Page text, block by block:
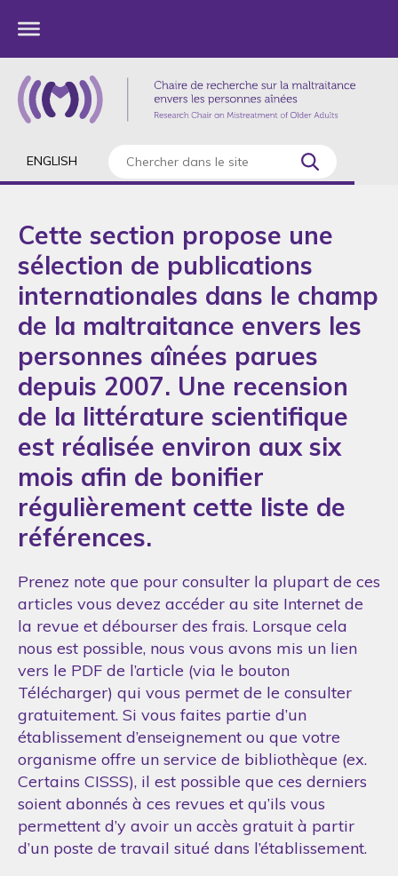
ENGLISH
Cette section propose une
sélection de publications
internationales dans le champ
de la maltraitance envers les
personnes aînées parues
depuis 2007. Une recension
de la littérature scientifique
est réalisée environ aux six
mois afin de bonifier
régulièrement cette liste de
références.
Prenez note que pour consulter la plupart de ces
articles vous devez accéder au site Internet de
la revue et débourser des frais. Lorsque cela
nous est possible, nous vous avons mis un lien
vers le PDF de l’article (via le bouton
Télécharger) qui vous permet de le consulter
gratuitement. Si vous faites partie d’un
établissement d’enseignement ou que votre
organisme offre un service de bibliothèque (ex.
Certains CISSS), il est possible que ces derniers
soient abonnés à ces revues et qu’ils vous
permettent d’y avoir un accès gratuit à partir
d’un poste de travail situé dans l’établissement.